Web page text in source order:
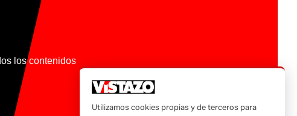
los contenidos
Utilizamos cookies propias y de terceros para